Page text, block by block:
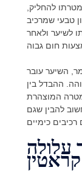
להחליק,
טבעי שמרכיב
לשיער ולאחר
השיער עובר
ההבדל בין
המוצהרת
להבין שגם
עלולה